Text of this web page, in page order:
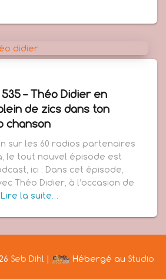
– Théo Didier en
de zics dans ton
chanson
sur les 60 radios partenaires
le tout nouvel épisode est
ici : Dans cet épisode,
Théo Didier, à l’occasion de
Lire la suite…
Seb Dihl | Hébergé au Studio